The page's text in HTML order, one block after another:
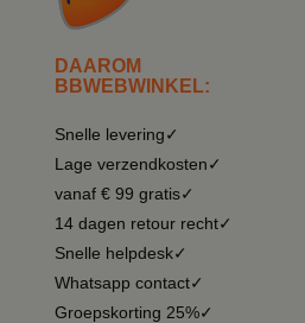
DAAROM
BBWEBWINKEL:
Snelle levering✓
Lage verzendkosten✓
vanaf € 99 gratis✓
14 dagen retour recht✓
Snelle helpdesk✓
Whatsapp contact✓
Groepskorting 25%✓